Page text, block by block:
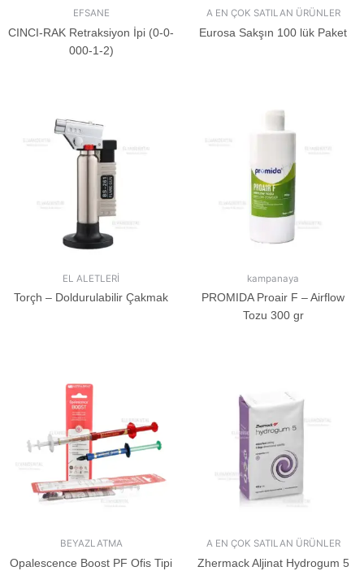
EFSANE
CINCI-RAK Retraksiyon İpi (0-0-
000-1-2)
A EN ÇOK SATILAN ÜRÜNLER
Eurosa Sakşın 100 lük Paket
EL ALETLERİ
Torçh – Doldurulabilir Çakmak
kampanaya
PROMIDA Proair F – Airflow
Tozu 300 gr
BEYAZLATMA
Opalescence Boost PF Ofis Tipi
A EN ÇOK SATILAN ÜRÜNLER
Zhermack Aljinat Hydrogum 5